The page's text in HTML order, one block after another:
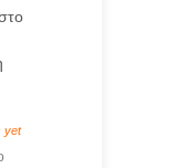
yet